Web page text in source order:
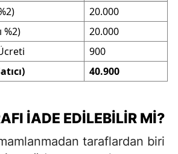
20.000
%2)
20.000
900
40.900
İADE EDILEBILIR MI?
taraflardan biri